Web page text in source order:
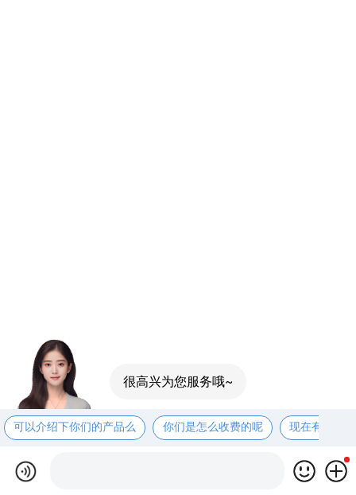
很高兴为您服务哦~
可以介绍下你们的产品么 你们是怎么收费的呢 现在有优惠